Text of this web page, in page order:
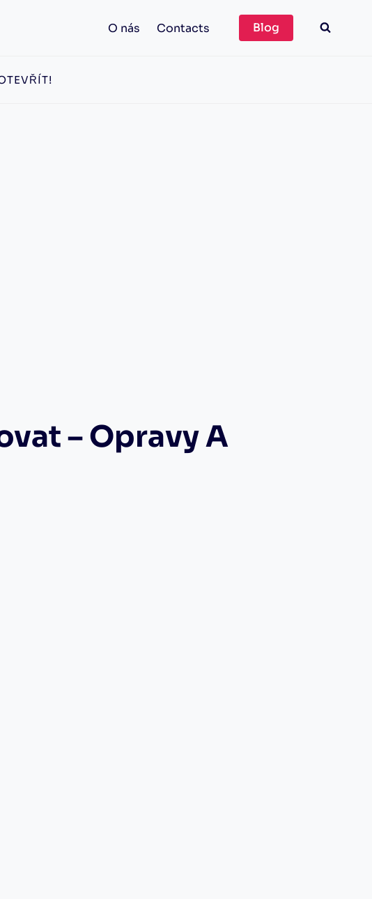
O nás Contacts Blog
– Opravy A